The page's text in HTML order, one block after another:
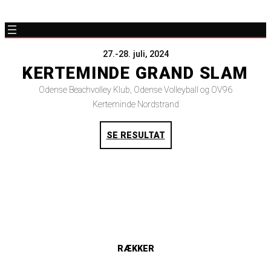
27.-28. juli, 2024
KERTEMINDE GRAND SLAM
Odense Beachvolley Klub, Odense Volleyball og OV96
Kerteminde Nordstrand
SE RESULTAT
RÆKKER